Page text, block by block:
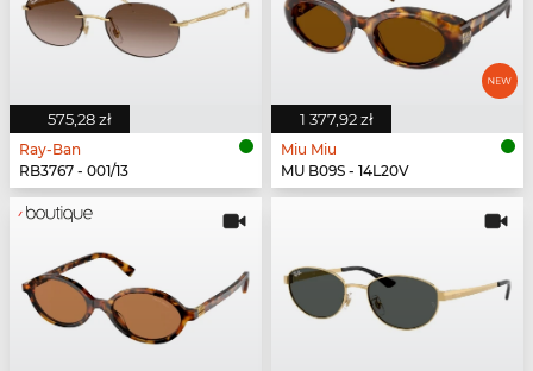
575,28 zł
Ray-Ban
RB3767 - 001/13
1 377,92 zł
Miu Miu
MU B09S - 14L20V